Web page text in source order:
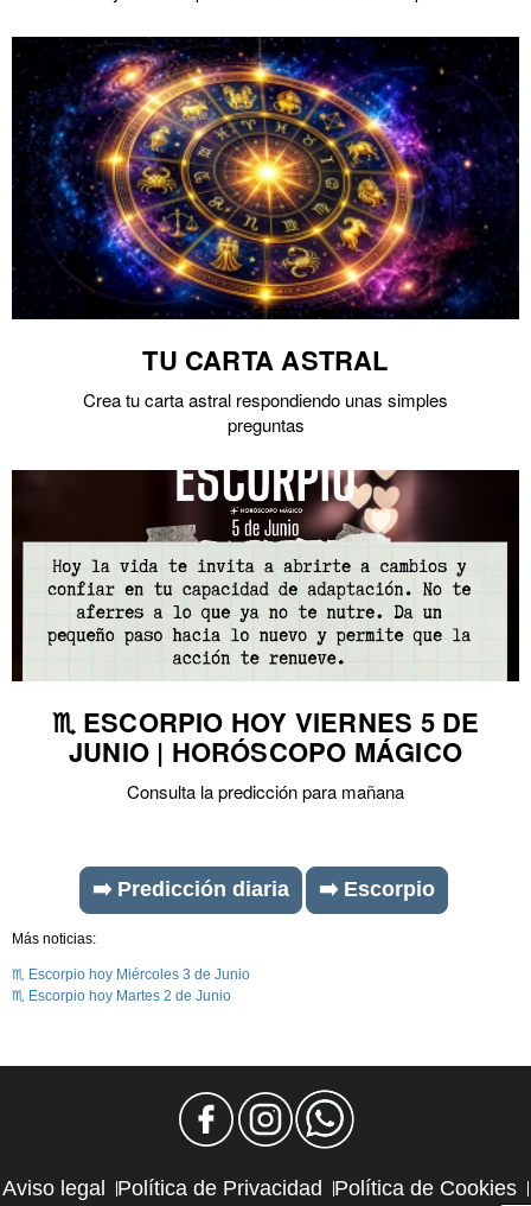
TU CARTA ASTRAL
Crea tu carta astral respondiendo unas simples
preguntas
♏ ESCORPIO HOY VIERNES 5 DE
JUNIO | HORÓSCOPO MÁGICO
Consulta la predicción para mañana
➡️ Predicción diaria ➡️ Escorpio
Más noticias:
♏ Escorpio hoy Miércoles 3 de Junio
♏ Escorpio hoy Martes 2 de Junio
Aviso legal Política de Privacidad Política de Cookies